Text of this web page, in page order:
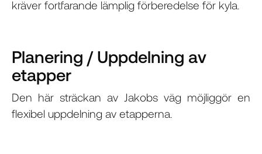
kräver fortfarande lämplig förberedelse för kyla.
Planering / Uppdelning av
etapper
Den här sträckan av Jakobs väg möjliggör en
flexibel uppdelning av etapperna.